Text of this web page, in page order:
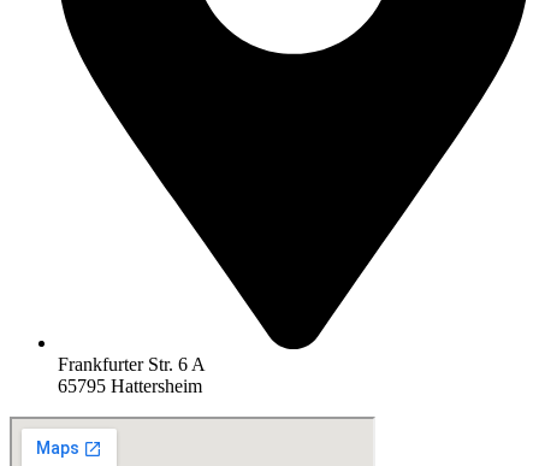
Frankfurter Str. 6 A
65795 Hattersheim